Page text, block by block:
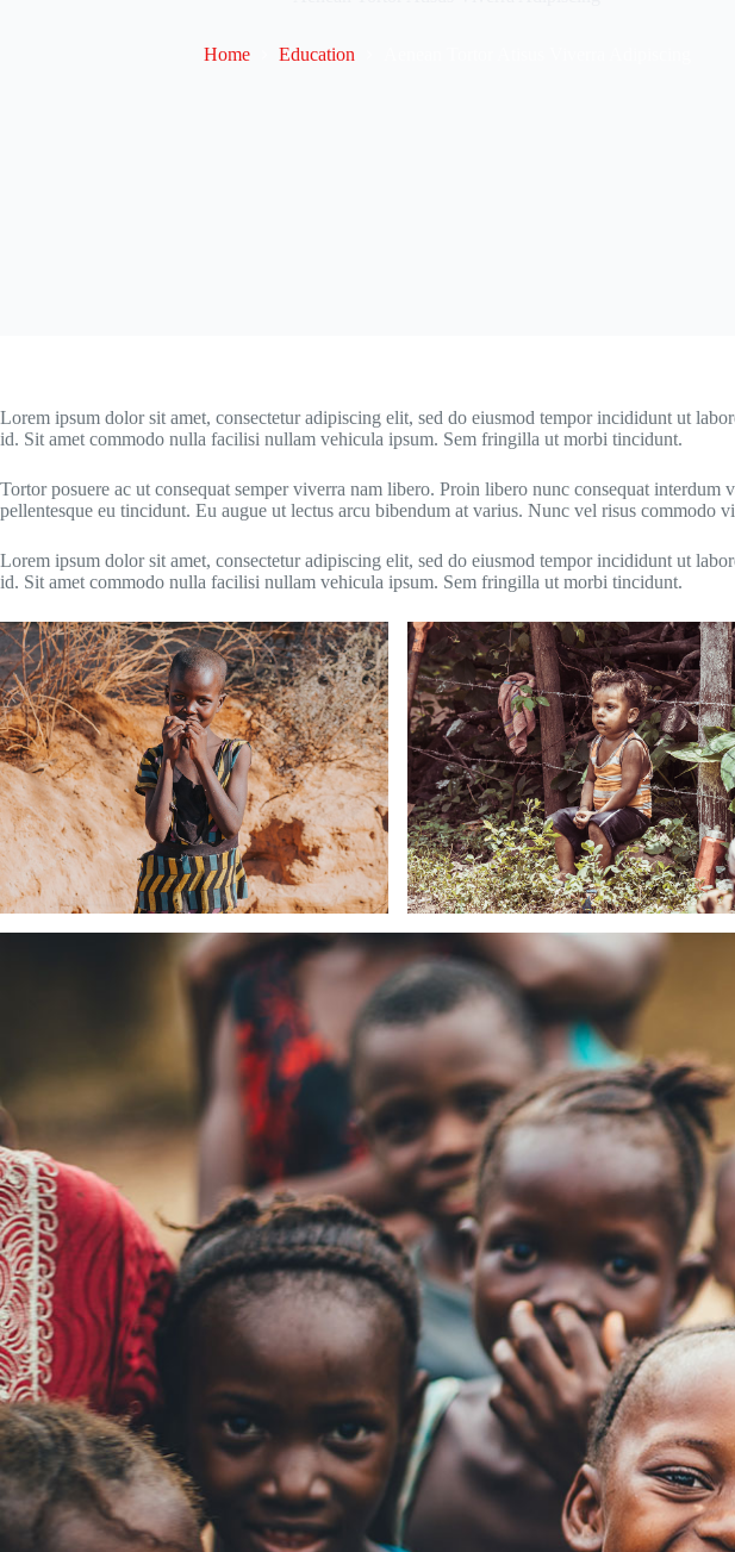
Home Education
Lorem ipsum dolor sit amet, consectetur adipiscing elit, sed do eiusmod tempor incididunt ut
id. Sit amet commodo nulla facilisi nullam vehicula ipsum. Sem fringilla ut morbi tincidunt.
Tortor posuere ac ut consequat semper viverra nam libero. Proin libero nunc consequat
pellentesque eu tincidunt. Eu augue ut lectus arcu bibendum at varius. Nunc vel risus commodo
Lorem ipsum dolor sit amet, consectetur adipiscing elit, sed do eiusmod tempor incididunt ut
id. Sit amet commodo nulla facilisi nullam vehicula ipsum. Sem fringilla ut morbi tincidunt.